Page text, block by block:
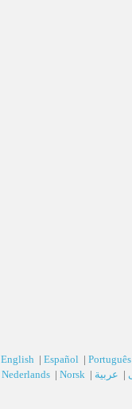
English | Español | Português
Nederlands | Norsk | |